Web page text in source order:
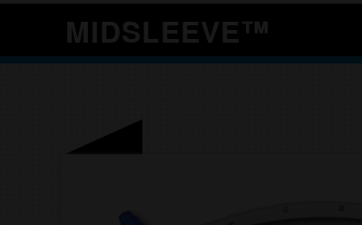
MIDSLEEVE™